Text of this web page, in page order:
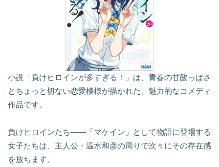
小説「負けヒロインが多すぎる！」は、青春の甘酸っぱさ
とちょっと切ない恋愛模様が描かれた、魅力的なコメディ
作品です。
負けヒロインたち――「マケイン」として物語に登場する
女子たちは、主人公・温水和彦の周りで次々にその存在感
を放ちます。